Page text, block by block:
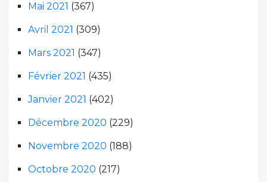
Mai 2021 (367)
Avril 2021 (309)
Mars 2021 (347)
Février 2021 (435)
Janvier 2021 (402)
Décembre 2020 (229)
Novembre 2020 (188)
Octobre 2020 (217)